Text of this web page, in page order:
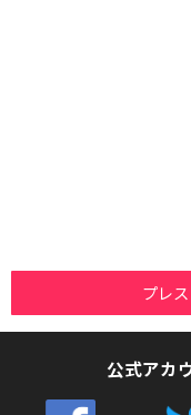
プレ
公式アカ